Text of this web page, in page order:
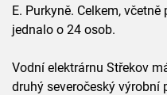
E. Purkyně. Celkem,
jednalo o 24 osob.
Vodní elektrárnu Střekov
druhý severočeský výrobní